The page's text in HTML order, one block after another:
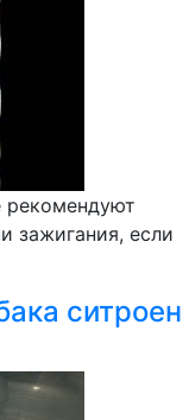
зажигания, если
ситроен